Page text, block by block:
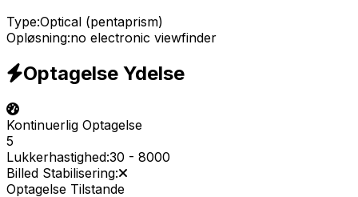
Type:Optical (pentaprism)
Opløsning:no electronic viewfinder
Optagelse Ydelse
Kontinuerlig Optagelse
5
Lukkerhastighed:30 - 8000
Billed Stabilisering:
Optagelse Tilstande